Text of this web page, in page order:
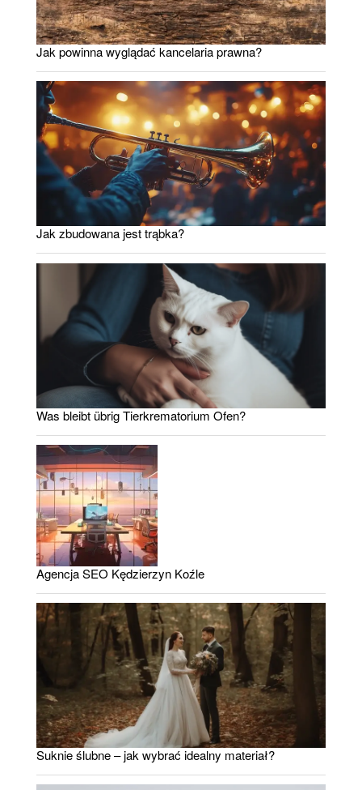
Jak powinna wyglądać kancelaria prawna?
Jak zbudowana jest trąbka?
Was bleibt übrig Tierkrematorium Ofen?
Agencja SEO Kędzierzyn Koźle
Suknie ślubne – jak wybrać idealny materiał?